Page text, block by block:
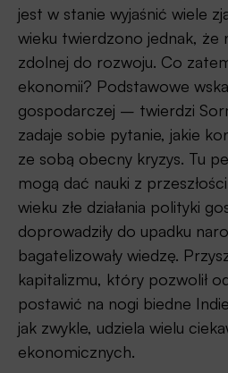
jest w stanie wyjaśnić wiele
wieku twierdzono jednak, że
zdolnej do rozwoju. Co
ekonomii? Podstawowe
gospodarczej – twierdzi
zadaje sobie pytanie, jakie
ze sobą obecny kryzys. Tu
mogą dać nauki z
wieku złe działania polityki
doprowadziły do upadku
bagatelizowały wiedzę.
kapitalizmu, który pozwolił
postawić na nogi biedne
jak zwykle, udziela wielu
ekonomicznych.